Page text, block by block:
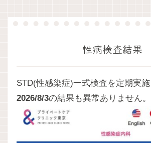
性病検査結果
STD(性感染症)一式検査を定期実施
2026/8/3の結果も異常ありません。